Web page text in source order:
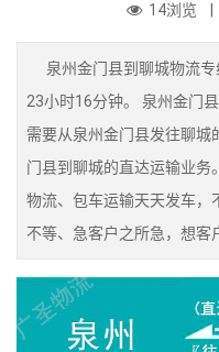
14浏览 |
泉州金门县到聊城物流专
23小时16分钟。 泉州金门
需要从泉州金门县发往聊城
门县到聊城的直达运输业务
物流、包车运输天天发车，
不等、急客户之所急，想客